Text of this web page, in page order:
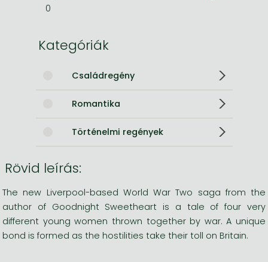
0
Kategóriák
Családregény
Romantika
Történelmi regények
Rövid leírás:
The new Liverpool-based World War Two saga from the
author of Goodnight Sweetheart is a tale of four very
different young women thrown together by war. A unique
bond is formed as the hostilities take their toll on Britain.